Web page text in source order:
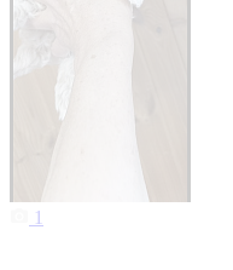
1